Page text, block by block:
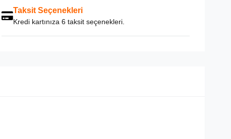
Taksit Seçenekleri
Kredi kartınıza 6 taksit seçenekleri.